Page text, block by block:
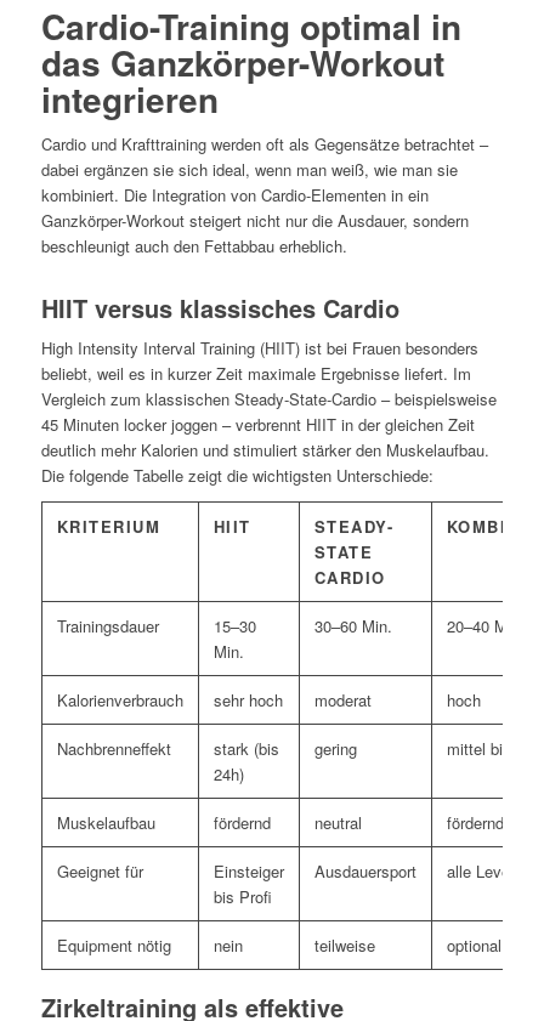
Cardio-Training optimal in
das Ganzkörper-Workout
integrieren
Cardio und Krafttraining werden oft als Gegensätze betrachtet –
dabei ergänzen sie sich ideal, wenn man weiß, wie man sie
kombiniert. Die Integration von Cardio-Elementen in ein
Ganzkörper-Workout steigert nicht nur die Ausdauer, sondern
beschleunigt auch den Fettabbau erheblich.
HIIT versus klassisches Cardio
High Intensity Interval Training (HIIT) ist bei Frauen besonders
beliebt, weil es in kurzer Zeit maximale Ergebnisse liefert. Im
Vergleich zum klassischen Steady-State-Cardio – beispielsweise
45 Minuten locker joggen – verbrennt HIIT in der gleichen Zeit
deutlich mehr Kalorien und stimuliert stärker den Muskelaufbau.
Die folgende Tabelle zeigt die wichtigsten Unterschiede:
KRITERIUM HIIT
STEADY-
STATE
CARDIO
Trainingsdauer
15–30
Min.
30–60 Min. 20–40 Min.
Kalorienverbrauch sehr hoch moderat hoch
Nachbrenneffekt
stark (bis
24h)
gering mittel bis
Muskelaufbau fördernd neutral fördernd
Geeignet für
Einsteiger
bis Profi
Ausdauersport alle Level
Equipment nötig nein teilweise optional
Zirkeltraining als effektive